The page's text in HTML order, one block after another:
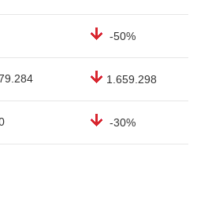
-50%
1.659.298
-30%